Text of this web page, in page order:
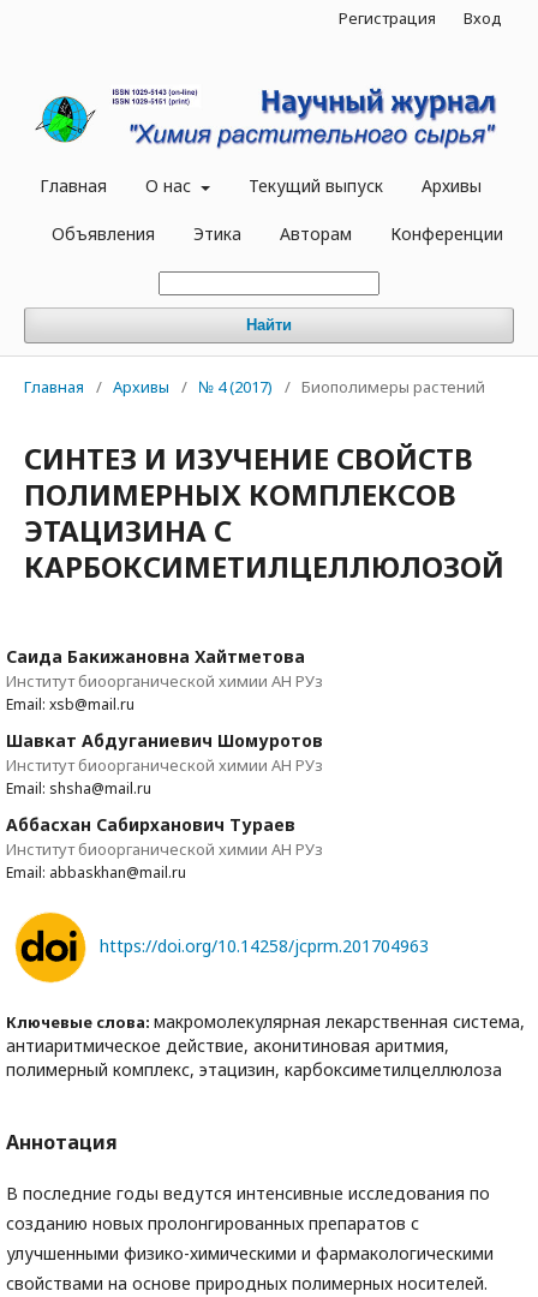
Главная О нас Текущий выпуск Архивы
Объявления Этика Авторам Конференции
Найти
Регистрация Вход
Главная / Архивы / № 4 (2017) / Биополимеры растений
СИНТЕЗ И ИЗУЧЕНИЕ СВОЙСТВ
ПОЛИМЕРНЫХ КОМПЛЕКСОВ
ЭТАЦИЗИНА С
КАРБОКСИМЕТИЛЦЕЛЛЮЛОЗОЙ
Саида Бакижановна Хайтметова
Институт биоорганической химии АН РУз
Email: xsb@mail.ru
Шавкат Абдуганиевич Шомуротов
Институт биоорганической химии АН РУз
Email: shsha@mail.ru
Аббасхан Сабирханович Тураев
Институт биоорганической химии АН РУз
Email: abbaskhan@mail.ru
https://doi.org/10.14258/jcprm.201704963
Ключевые слова: макромолекулярная лекарственная система,
антиаритмическое действие, аконитиновая аритмия,
полимерный комплекс, этацизин, карбоксиметилцеллюлоза
Аннотация
В последние годы ведутся интенсивные исследования по
созданию новых пролонгированных препаратов с
улучшенными физико-химическими и фармакологическими
свойствами на основе природных полимерных носителей.